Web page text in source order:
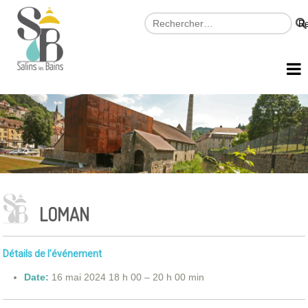
LOMAN
Détails de l'événement
Date: 16 mai 2024 18 h 00 –20 h 00 min